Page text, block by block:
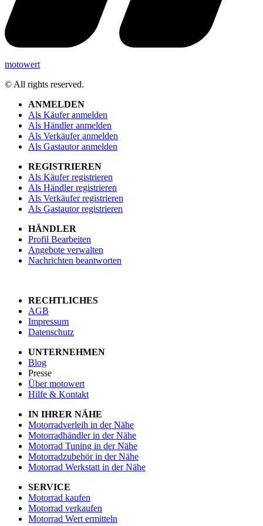
motowert
© All rights reserved.
ANMELDEN
Als Käufer anmelden
Als Händler anmelden
Als Verkäufer anmelden
Als Gastautor anmelden
REGISTRIEREN
Als Käufer registrieren
Als Händler registrieren
Als Verkäufer registrieren
Als Gastautor registrieren
HÄNDLER
Profil Bearbeiten
Angebote verwalten
Nachrichten beantworten
RECHTLICHES
AGB
Impressum
Datenschutz
UNTERNEHMEN
Blog
Presse
Über motowert
Hilfe & Kontakt
IN IHRER NÄHE
Motorradverleih in der Nähe
Motorradhändler in der Nähe
Motorrad Tuning in der Nähe
Motorradzubehör in der Nähe
Motorrad Werkstatt in der Nähe
SERVICE
Motorrad kaufen
Motorrad verkaufen
Motorrad Wert ermitteln